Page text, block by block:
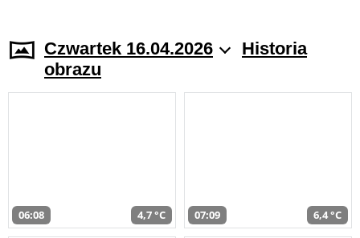
Czwartek 16.04.2026
Historia
obrazu
06:08 4,7 °C 07:09 6,4 °C